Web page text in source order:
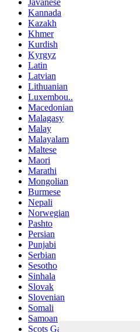
Javanese
Kannada
Kazakh
Khmer
Kurdish
Kyrgyz
Latin
Latvian
Lithuanian
Luxembou..
Macedonian
Malagasy
Malay
Malayalam
Maltese
Maori
Marathi
Mongolian
Burmese
Nepali
Norwegian
Pashto
Persian
Punjabi
Serbian
Sesotho
Sinhala
Slovak
Slovenian
Somali
Samoan
Scots Gaelic